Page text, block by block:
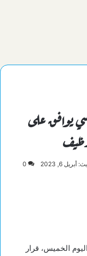
يوافق على
6, 2023
0
الخميس، قرار